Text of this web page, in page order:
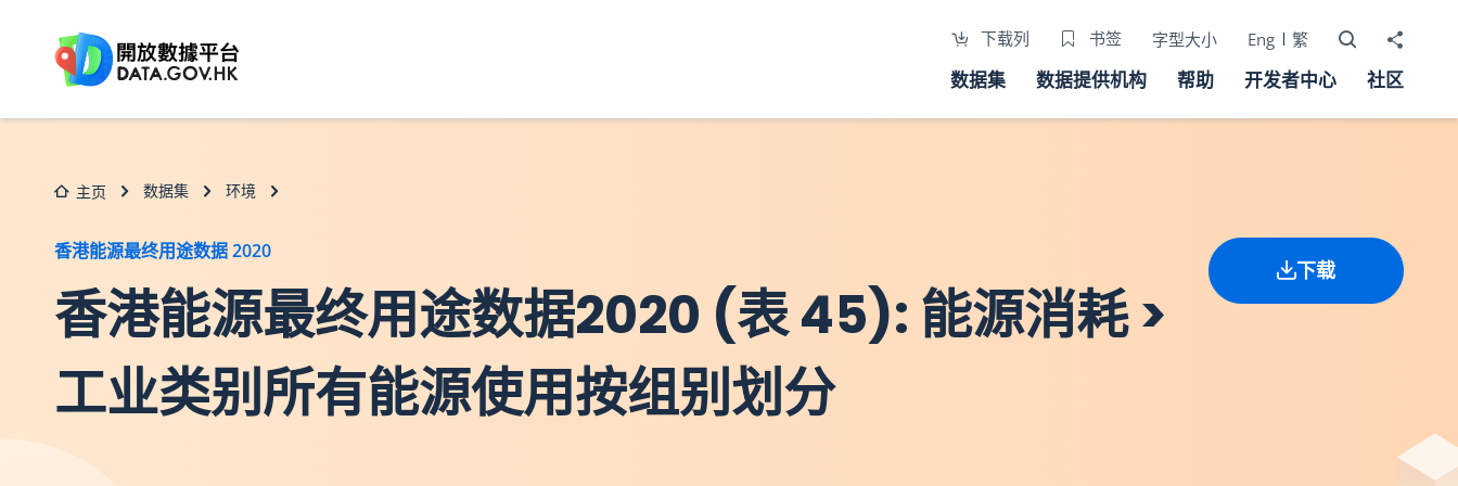
下载列 书签 字型大小 Eng 繁 打开搜寻器
分享至
数据集 数据提供机构 帮助 开发者中心 社区
主页 数据集 环境
香港能源最终用途数据 2020
香港能源最终用途数据2020 (表 45): 能源消耗 >
工业类别所有能源使用按组别划分
下载